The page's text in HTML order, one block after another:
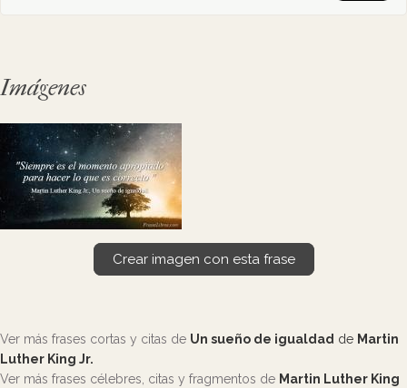
Imágenes
Crear imagen con esta frase
Ver más frases cortas y citas de Un sueño de igualdad de Martin
Luther King Jr.
Ver más frases célebres, citas y fragmentos de Martin Luther King